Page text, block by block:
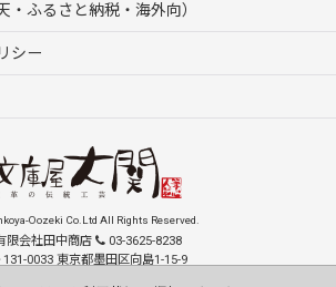
・ふるさと納税・海外向）
シー
Oozeki Co.Ltd All Rights Reserved.
限会社田中商店
03-3625-8238
131-0033 東京都墨田区向島1-15-9